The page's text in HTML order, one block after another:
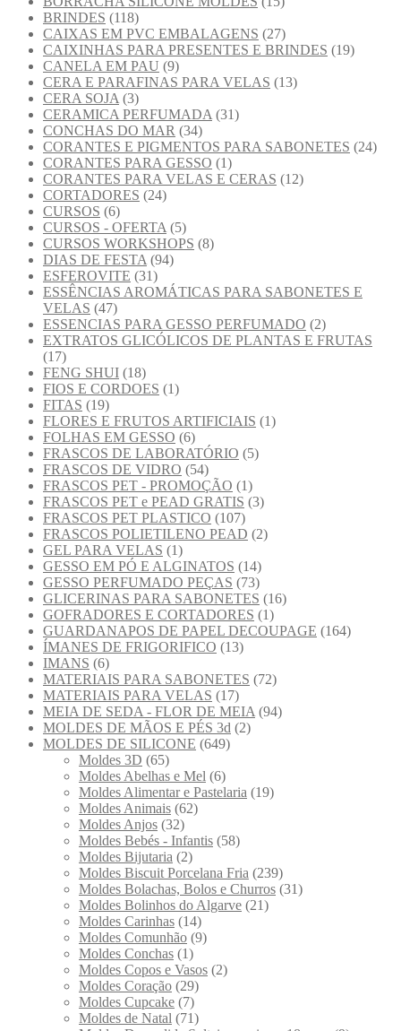
BRINDES (118)
CAIXAS EM PVC EMBALAGENS (27)
CAIXINHAS PARA PRESENTES E BRINDES (19)
CANELA EM PAU (9)
CERA E PARAFINAS PARA VELAS (13)
CERA SOJA (3)
CERAMICA PERFUMADA (31)
CONCHAS DO MAR (34)
CORANTES E PIGMENTOS PARA SABONETES (24)
CORANTES PARA GESSO (1)
CORANTES PARA VELAS E CERAS (12)
CORTADORES (24)
CURSOS (6)
CURSOS - OFERTA (5)
CURSOS WORKSHOPS (8)
DIAS DE FESTA (94)
ESFEROVITE (31)
ESSÊNCIAS AROMÁTICAS PARA SABONETES E
VELAS (47)
ESSENCIAS PARA GESSO PERFUMADO (2)
EXTRATOS GLICÓLICOS DE PLANTAS E FRUTAS
(17)
FENG SHUI (18)
FIOS E CORDOES (1)
FITAS (19)
FLORES E FRUTOS ARTIFICIAIS (1)
FOLHAS EM GESSO (6)
FRASCOS DE LABORATÓRIO (5)
FRASCOS DE VIDRO (54)
FRASCOS PET - PROMOÇÃO (1)
FRASCOS PET e PEAD GRATIS (3)
FRASCOS PET PLASTICO (107)
FRASCOS POLIETILENO PEAD (2)
GEL PARA VELAS (1)
GESSO EM PÓ E ALGINATOS (14)
GESSO PERFUMADO PEÇAS (73)
GLICERINAS PARA SABONETES (16)
GOFRADORES E CORTADORES (1)
GUARDANAPOS DE PAPEL DECOUPAGE (164)
ÍMANES DE FRIGORIFICO (13)
IMANS (6)
MATERIAIS PARA SABONETES (72)
MATERIAIS PARA VELAS (17)
MEIA DE SEDA - FLOR DE MEIA (94)
MOLDES DE MÃOS E PÉS 3d (2)
MOLDES DE SILICONE (649)
Moldes 3D (65)
Moldes Abelhas e Mel (6)
Moldes Alimentar e Pastelaria (19)
Moldes Animais (62)
Moldes Anjos (32)
Moldes Bebés - Infantis (58)
Moldes Bijutaria (2)
Moldes Biscuit Porcelana Fria (239)
Moldes Bolachas, Bolos e Churros (31)
Moldes Bolinhos do Algarve (21)
Moldes Carinhas (14)
Moldes Comunhão (9)
Moldes Conchas (1)
Moldes Copos e Vasos (2)
Moldes Coração (29)
Moldes Cupcake (7)
Moldes de Natal (71)